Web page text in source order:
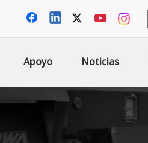
Apoyo Noticias